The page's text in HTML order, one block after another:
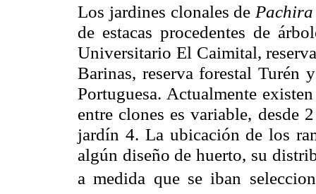
Los jardines clonales de Pachira
de estacas procedentes de
Universitario El Caimital,
Barinas, reserva forestalTurén
Portuguesa. Actualmente
entre clones es variable, desde
jardín 4. La ubicación de los
algún diseño de huerto, su
a medida que se iban